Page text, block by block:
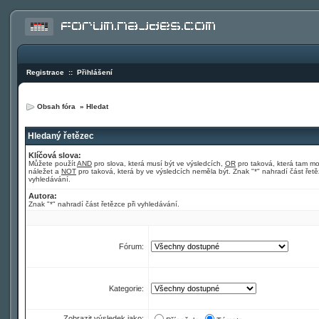
Registrace :: Přihlášení
Obsah fóra » Hledat
Hledaný řetězec
Klíčová slova:
Můžete použítAND pro slova, která musí být ve výsledcích, OR pro taková, která tam
náležet a NOT pro taková, která by ve výsledcích neměla být. Znak "*" nahradí část
vyhledávání.
Autora:
Znak "*" nahradí část řetězce při vyhledávání.
Fórum:
Kategorie: